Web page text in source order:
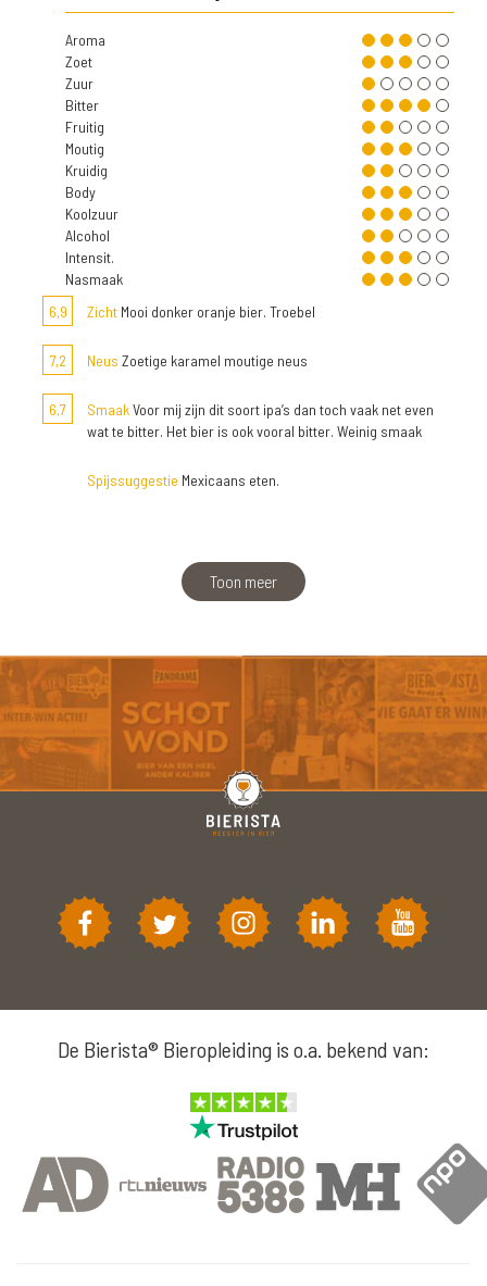
Aroma
Zoet
Zuur
Bitter
Fruitig
Moutig
Kruidig
Body
Koolzuur
Alcohol
Intensit.
Nasmaak
6,9
Zicht Mooi donker oranje bier. Troebel
7,2 Neus Zoetige karamel moutige neus
6,7 SmaakVoor mij zijn dit soort ipa’s dan toch vaak net even
wat te bitter. Het bier is ook vooral bitter. Weinig smaak
Spijssuggestie Mexicaans eten.
Toon meer
De Bierista® Bieropleiding is o.a. bekend van: